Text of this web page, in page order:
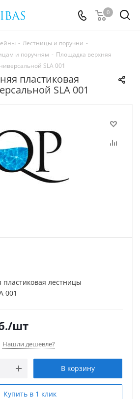
0
- Лестницы и поручни -
и поручням - Площадка верхняя
SLA 001
пластиковая
SLA 001
лестницы
001
/шт
Нашли дешевле?
В корзину
Купить в 1 клик